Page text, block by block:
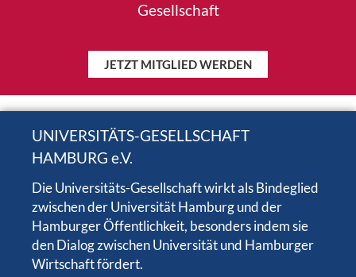
Gesellschaft
JETZT MITGLIED WERDEN
UNIVERSITÄTS-GESELLSCHAFT
HAMBURG e.V.
Die Universitäts-Gesellschaft wirkt als Bindeglied
zwischen der Universität Hamburg und der
Hamburger Öffentlichkeit, besonders indem sie
den Dialog zwischen Universität und Hamburger
Wirtschaft fördert.